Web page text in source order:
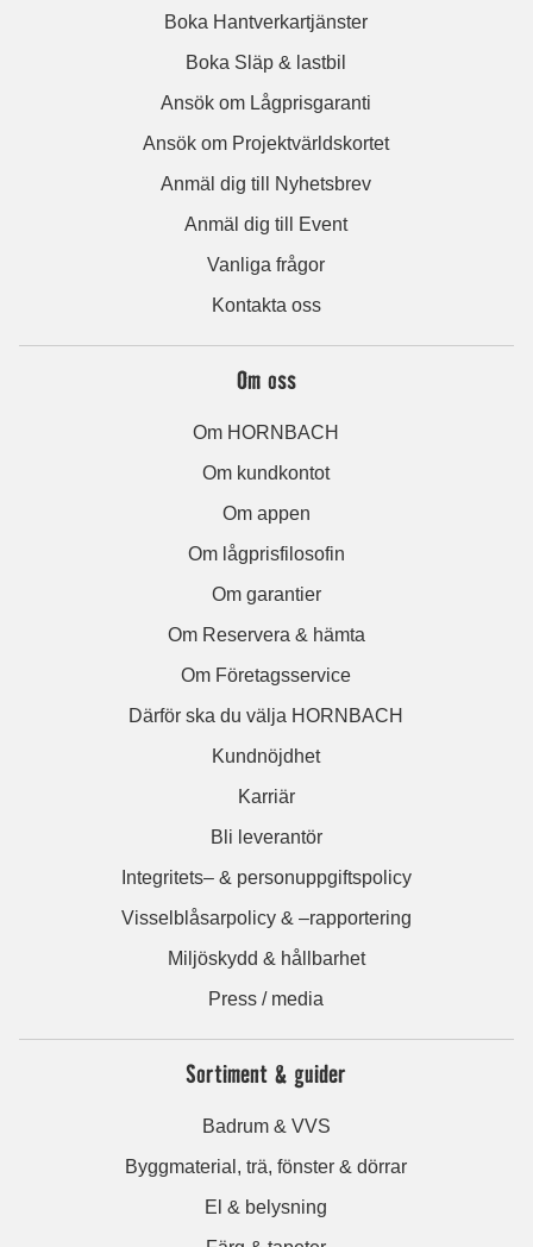
Boka Hantverkartjänster
Boka Släp & lastbil
Ansök om Lågprisgaranti
Ansök om Projektvärldskortet
Anmäl dig till Nyhetsbrev
Anmäl dig till Event
Vanliga frågor
Kontakta oss
Om oss
Om HORNBACH
Om kundkontot
Om appen
Om lågprisfilosofin
Om garantier
Om Reservera & hämta
Om Företagsservice
Därför ska du välja HORNBACH
Kundnöjdhet
Karriär
Bli leverantör
Integritets– & personuppgiftspolicy
Visselblåsarpolicy & –rapportering
Miljöskydd & hållbarhet
Press / media
Sortiment & guider
Badrum & VVS
Byggmaterial, trä, fönster & dörrar
El & belysning